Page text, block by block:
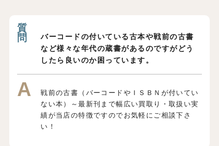
バーコードの付いている古本や戦前の古書
など様々な年代の蔵書があるのですがどう
したら良いのか困っています。
戦前の古書（バーコードやＩＳＢＮが付いてい
ない本）～最新刊まで幅広い買取り・取扱い実
績が当店の特徴ですのでお気軽にご相談下さ
い！